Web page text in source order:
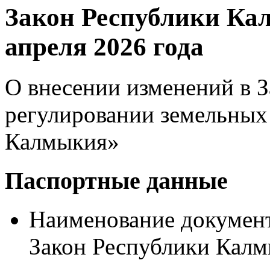
Закон Республики
апреля 2026 года
О внесении изменений в
регулировании
Калмыкия»
Паспортные данные
Наименование
Закон Республики